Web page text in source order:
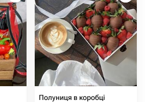
Полуниця в коробці